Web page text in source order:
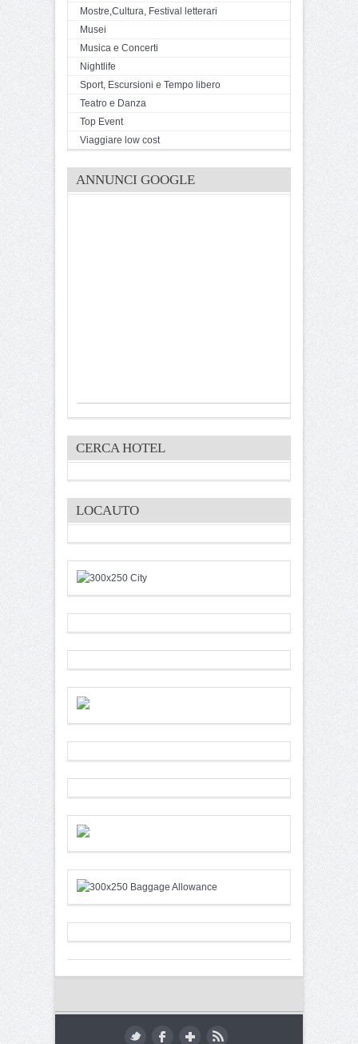
Mostre,Cultura, Festival letterari
Musei
Musica e Concerti
Nightlife
Sport, Escursioni e Tempo libero
Teatro e Danza
Top Event
Viaggiare low cost
ANNUNCI GOOGLE
CERCA HOTEL
LOCAUTO